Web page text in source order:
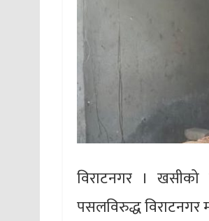
विराटनगर । खसीको
पसलविरुद्ध विराटनगर